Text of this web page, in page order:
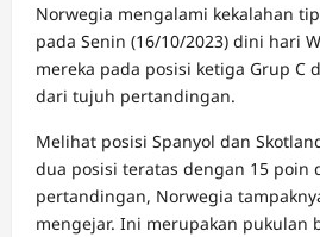
Norwegia mengalami kekalahan
pada Senin (16/10/2023) dini hari
mereka pada posisi ketiga Grup C
dari tujuh pertandingan.
Melihat posisi Spanyol dan
dua posisi teratas dengan 15 poin
pertandingan, Norwegia
mengejar. Ini merupakan pukulan